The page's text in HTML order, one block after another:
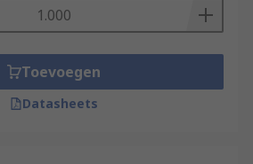
Toevoegen
Datasheets